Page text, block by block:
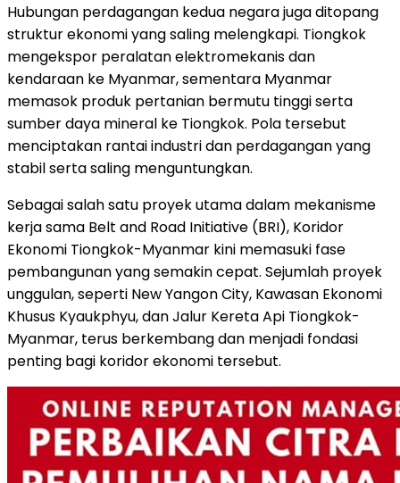
Hubungan perdagangan kedua negara juga ditopang
struktur ekonomi yang saling melengkapi. Tiongkok
mengekspor peralatan elektromekanis dan
kendaraan ke Myanmar, sementara Myanmar
memasok produk pertanian bermutu tinggi serta
sumber daya mineral ke Tiongkok. Pola tersebut
menciptakan rantai industri dan perdagangan yang
stabil serta saling menguntungkan.
Sebagai salah satu proyek utama dalam mekanisme
kerja sama Belt and Road Initiative (BRI), Koridor
Ekonomi Tiongkok-Myanmar kini memasuki fase
pembangunan yang semakin cepat. Sejumlah proyek
unggulan, seperti New Yangon City, Kawasan Ekonomi
Khusus Kyaukphyu, dan Jalur Kereta Api Tiongkok-
Myanmar, terus berkembang dan menjadi fondasi
penting bagi koridor ekonomi tersebut.